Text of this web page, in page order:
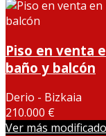
Piso en venta
baño y balcón
Derio - Bizkaia
210.000 €
Ver más